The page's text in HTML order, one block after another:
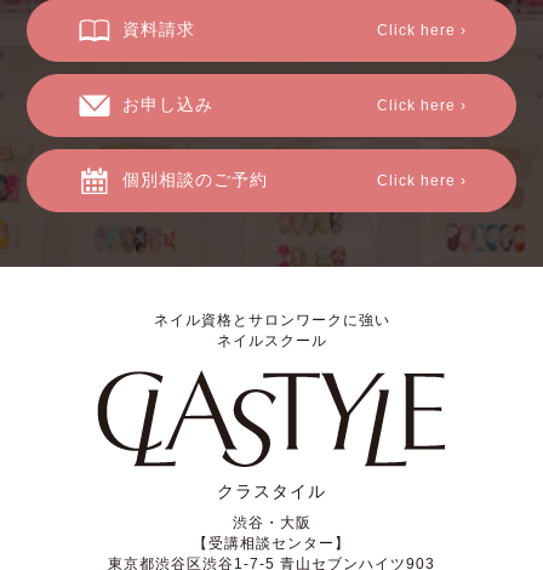
資料請求 Click here ›
お申し込み Click here ›
個別相談のご予約 Click here ›
ネイル資格とサロンワークに強い
ネイルスクール
クラスタイル
渋谷・大阪
【受講相談センター】
東京都渋谷区渋谷1-7-5 青山セブンハイツ903